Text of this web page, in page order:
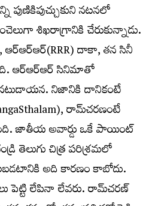
నటనలో
శిఖరాగ్రానికి చేరుకున్నాడు.
దాకా, తన సినీ
ఆర్​ఆర్​ఆర్​ సినిమాతో
నిజానికి దానికంటే
రామ్​చరణంటే
జాతీయ అవార్డు ఒకే పాయింట్​
తెలుగు చిత్ర పరిశ్రమలో
అది కారణం కాబోదు.
పెట్టి లేపినా లేవరు. రామ్​చరణ్​